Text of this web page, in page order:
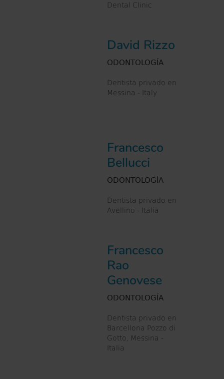
Dental Clinic
David Rizzo
ODONTOLOGÍA
Dentista privado en
Messina - Italy
Francesco
Bellucci
ODONTOLOGÍA
Dentista privado en
Avellino - Italia
Francesco
Rao
Genovese
ODONTOLOGÍA
Dentista privado en
Barcellona Pozzo di
Gotto, Messina -
Italia